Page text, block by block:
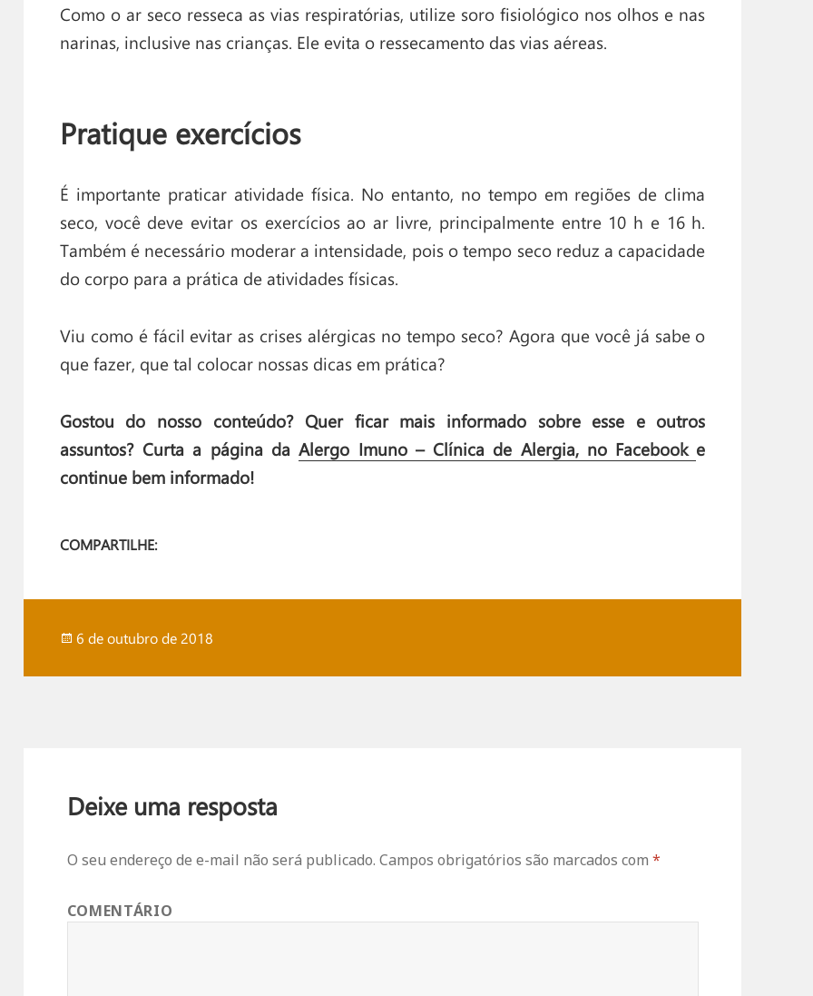
Como o ar seco resseca as vias respiratórias, utilize soro fisiológico nos olhos e nas
narinas, inclusive nas crianças. Ele evita o ressecamento das vias aéreas.
Pratique exercícios
É importante praticar atividade física. No entanto, no tempo em regiões de clima
seco, você deve evitar os exercícios ao ar livre, principalmente entre 10 h e 16 h.
Também é necessário moderar a intensidade, pois o tempo seco reduz a capacidade
do corpo para a prática de atividades físicas.
Viu como é fácil evitar as crises alérgicas no tempo seco? Agora que você já sabe o
que fazer, que tal colocar nossas dicas em prática?
Gostou do nosso conteúdo? Quer ficar mais informado sobre esse e outros
assuntos? Curta a página daAlergo Imuno – Clínica de Alergia, no Facebook e
continue bem informado!
COMPARTILHE:
Publicado
6 de outubro de 2018
Deixe uma resposta
O seu endereço de e-mail não será publicado. Campos obrigatórios são marcados com *
COMENTÁRIO